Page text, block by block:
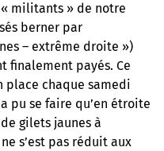
militants » de notre
berner par
– extrême droite »)
finalement payés. Ce
place chaque samedi
pu se faire qu’en étroite
gilets jaunes à
s’est pas réduit aux